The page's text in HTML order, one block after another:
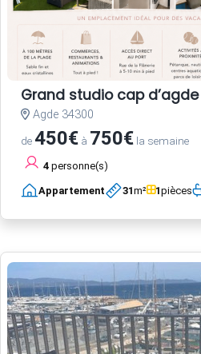
Grand studio cap d’agde
Agde 34300
de450€ à 750€ la semaine
4 personne(s)
Appartement 31m² 1pièces